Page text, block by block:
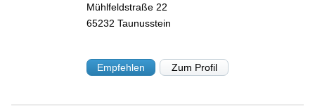
Mühlfeldstraße 22
65232 Taunusstein
Empfehlen Zum Profil